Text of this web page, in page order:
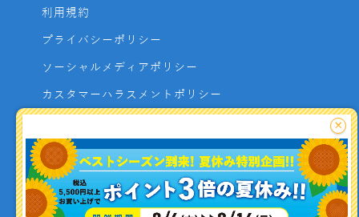
利用規約
プライバシーポリシー
ソーシャルメディアポリシー
カスタマーハラスメントポリシー
よくあるご質問
お問い合わせ
利用者資金の保全方法
×